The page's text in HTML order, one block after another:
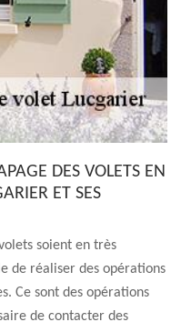
DES VOLETS EN
ET SES
soient en très
de réaliser des opérations
Ce sont des opérations
de contacter des